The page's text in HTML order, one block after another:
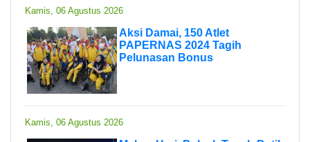
Kamis, 06 Agustus 2026
Aksi Damai, 150 Atlet
PAPERNAS 2024 Tagih
Pelunasan Bonus
Kamis, 06 Agustus 2026